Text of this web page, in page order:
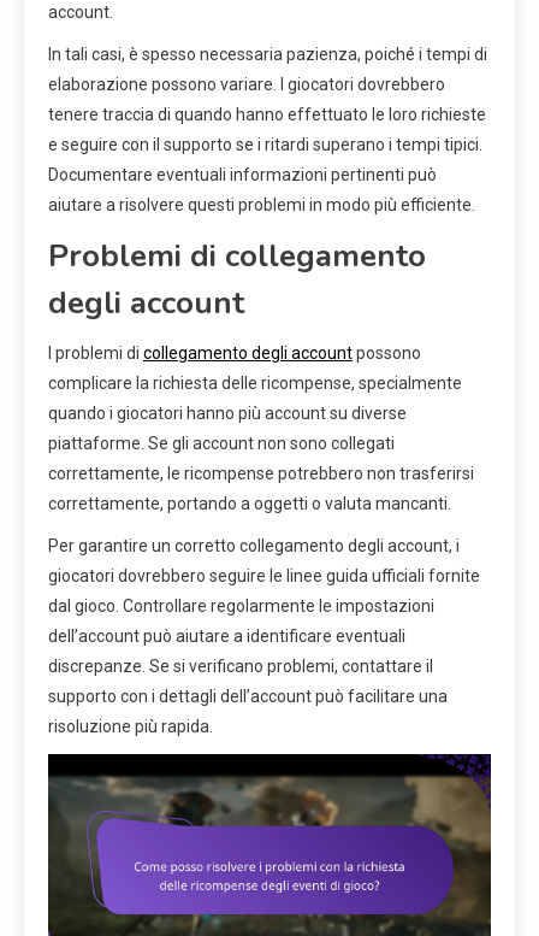
account.
In tali casi, è spesso necessaria pazienza, poiché i tempi di
elaborazione possono variare. I giocatori dovrebbero
tenere traccia di quando hanno effettuato le loro richieste
e seguire con il supporto se i ritardi superano i tempi tipici.
Documentare eventuali informazioni pertinenti può
aiutare a risolvere questi problemi in modo più efficiente.
Problemi di collegamento
degli account
I problemi di collegamento degli accountpossono
complicare la richiesta delle ricompense, specialmente
quando i giocatori hanno più account su diverse
piattaforme. Se gli account non sono collegati
correttamente, le ricompense potrebbero non trasferirsi
correttamente, portando a oggetti o valuta mancanti.
Per garantire un corretto collegamento degli account, i
giocatori dovrebbero seguire le linee guida ufficiali fornite
dal gioco. Controllare regolarmente le impostazioni
dell’account può aiutare a identificare eventuali
discrepanze. Se si verificano problemi, contattare il
supporto con i dettagli dell’account può facilitare una
risoluzione più rapida.